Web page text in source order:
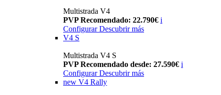
Multistrada V4
PVP Recomendado: 22.790€ i
Configurar Descubrir más
V4 S
Multistrada V4 S
PVP Recomendado desde: 27.590€ i
Configurar Descubrir más
new V4 Rally